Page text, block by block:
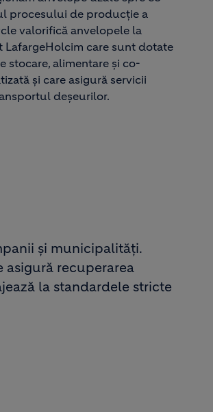
procesului de producţie a
valorifică anvelopele la
LafargeHolcim care sunt dotate
stocare, alimentare şi co-
şi care asigură servicii
deşeurilor.
și municipalități.
asigură recuperarea
la standardele stricte